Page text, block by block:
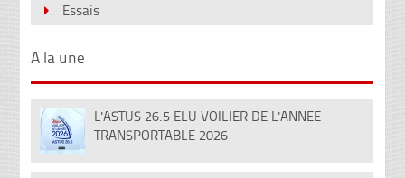
Essais
A la une
08
Déc
L'ASTUS 26.5 ELU VOILIER DE L'ANNEE
TRANSPORTABLE 2026